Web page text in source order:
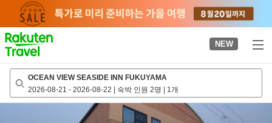
page
NEW
OCEAN VIEW SEASIDE INN FUKUYAMA
2026-08-21 - 2026-08-22 | 숙박 인원 2명 | 1개